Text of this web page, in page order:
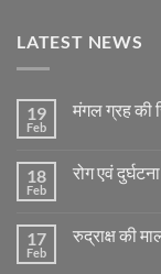
LATEST NEWS
19
Feb
मंगल ग्रह की
मंगल
के
अनुसार
18
Feb
रोग एवं
रोग
17
Feb
रुद्राक्ष की